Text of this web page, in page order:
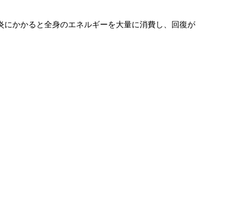
にかかると全身のエネルギーを大量に消費し、回復が